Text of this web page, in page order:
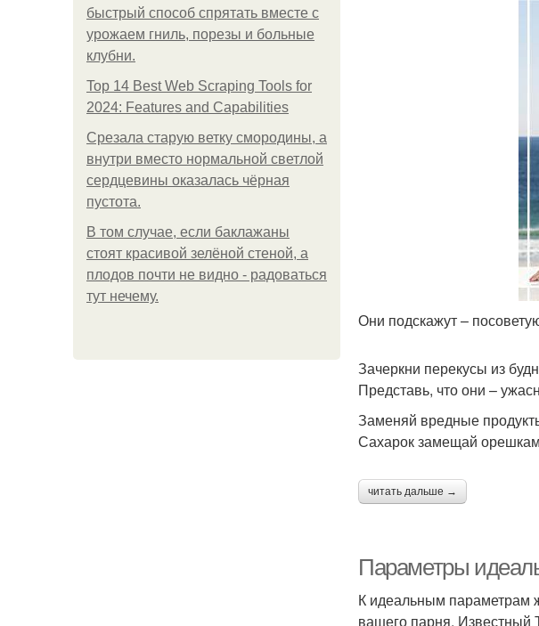
быстрый способ спрятать вместе с
урожаем гниль, порезы и больные
клубни.
Top 14 Best Web Scraping Tools for
2024: Features and Capabilities
Срезала старую ветку смородины, а
внутри вместо нормальной светлой
сердцевины оказалась чёрная
пустота.
В том случае, если баклажаны
стоят красивой зелёной стеной, а
плодов почти не видно - радоваться
тут нечему.
Они подскажут –
Зачеркни перекусы из
Представь, что они –
Заменяй вредные
Сахарок замещай
читать дальше →
Параметры
К идеальным параметрам
вашего парня. Известный